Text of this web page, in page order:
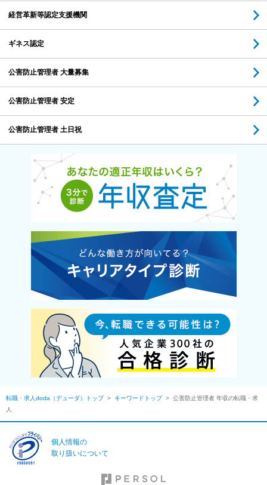
経営革新等認定支援機関
ギネス認定
公害防止管理者 大量募集
公害防止管理者 安定
公害防止管理者 土日祝
転職・求人doda（デューダ）トップ > キーワードトップ > 公害防止管理者 年収の転職・求
人
個人情報の
取り扱いについて